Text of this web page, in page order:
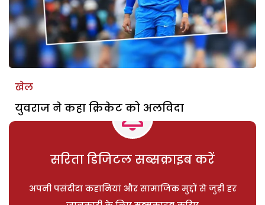
खेल
युवराज ने कहा क्रिकेट को अलविदा
सरिता डिजिटल सब्सक्राइब करें
अपनी पसंदीदा कहानियां और सामाजिक मुद्दों से जुड़ी हर